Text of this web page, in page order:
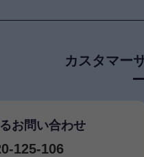
カスタマー
お問い合わせ
125-106